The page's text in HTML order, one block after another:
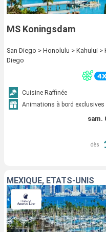
MS Koningsdam
San Diego > Honolulu > Kahului >
Diego
Cuisine Raffinée
Animations à bord exclusives
sam.
dès
MEXIQUE, ÉTATS-UNIS